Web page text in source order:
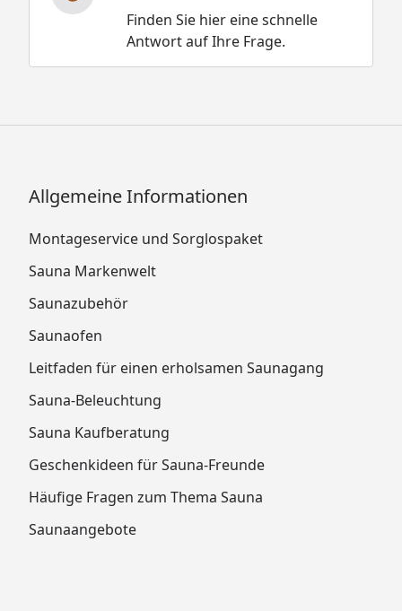
Finden Sie hier eine schnelle
Antwort auf Ihre Frage.
Allgemeine Informationen
Montageservice und Sorglospaket
Sauna Markenwelt
Saunazubehör
Saunaofen
Leitfaden für einen erholsamen Saunagang
Sauna-Beleuchtung
Sauna Kaufberatung
Geschenkideen für Sauna-Freunde
Häufige Fragen zum Thema Sauna
Saunaangebote